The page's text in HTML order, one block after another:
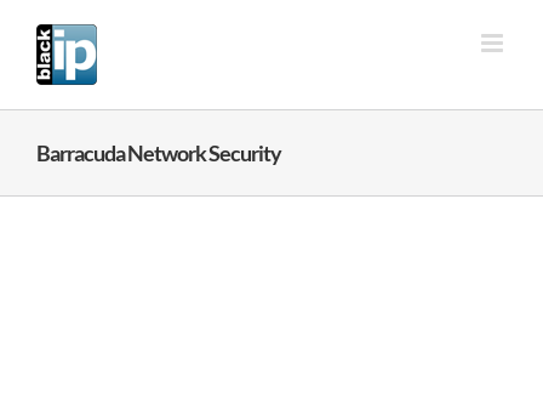
naar
inhoud
Barracuda Network Security